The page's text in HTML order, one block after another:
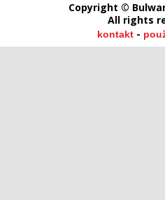
Copyright ©
All rights
kontakt-